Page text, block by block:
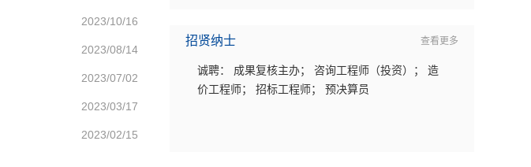
2023/10/16
2023/08/14
2023/07/02
2023/03/17
2023/02/15
招贤纳士 查看更多
诚聘： 成果复核主办； 咨询工程师（投资）； 造
价工程师； 招标工程师； 预决算员